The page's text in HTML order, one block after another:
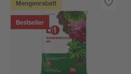
Mengenrabatt
Bestseller